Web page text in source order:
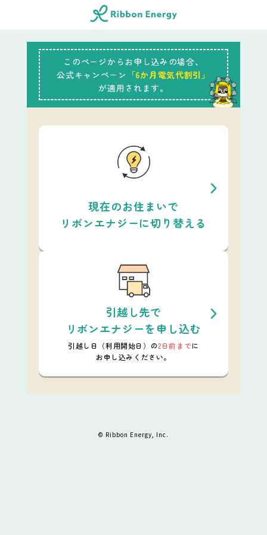
このページからお申し込みの場合、
公式キャンペーン 「6か月電気代割引」
が適用されます。
現在のお住まいで
リボンエナジーに切り替える
引越し先で
リボンエナジーを申し込む
引越し日（利用開始日）の2日前までに
お申し込みください。
© Ribbon Energy, Inc.